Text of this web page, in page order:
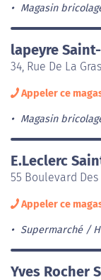
Magasin
lapeyre
34, Rue De La
Appeler ce
Magasin
E.Leclerc
55 Boulevard
Appeler ce
Supermarché
Yves Rocher